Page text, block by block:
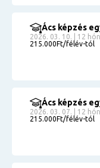
Ács képzés
2026. 03. 10. | 12
215.000Ft/félév-tól
Ács képzés
2026. 03. 07. | 12
215.000Ft/félév-tól